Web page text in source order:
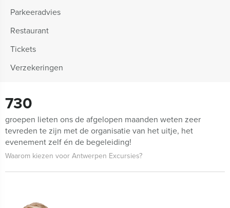
Parkeeradvies
Restaurant
Tickets
Verzekeringen
730
groepen lieten ons de afgelopen maanden weten zeer
tevreden te zijn met de organisatie van het uitje, het
evenement zelf én de begeleiding!
Waarom kiezen voor Antwerpen Excursies?